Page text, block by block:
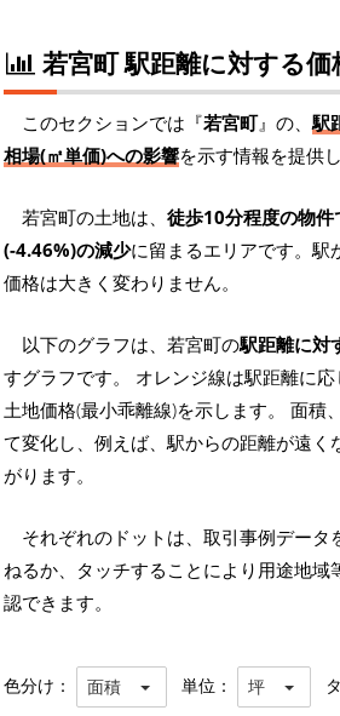
若宮町 駅距離に対する価
このセクションでは『若宮町』の、駅
相場(㎡単価)への影響を示す情報を提供
若宮町の土地は、 徒歩10分程度の物
(-4.46%)の減少に留まるエリアです。駅
価格は大きく変わりません。
以下のグラフは、若宮町の駅距離に対
すグラフです。 オレンジ線は駅距離に
土地価格(最小乖離線)を示します。 面積
て変化し、例えば、駅からの距離が遠く
がります。
それぞれのドットは、取引事例データ
ねるか、タッチすることにより用途地域
認できます。
色分け： 面積 単位： 坪